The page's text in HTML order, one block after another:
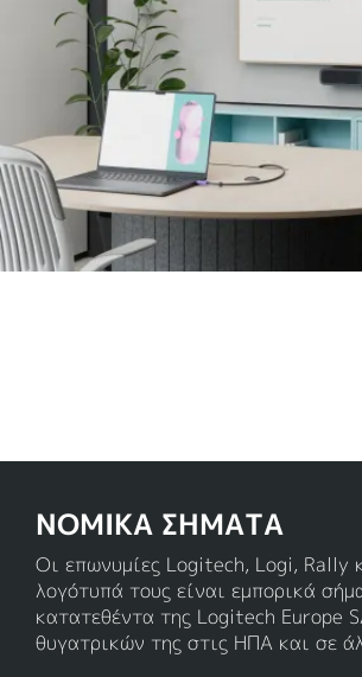
ΝΟΜΙΚΑ ΣΗΜΑΤΑ
Οι επωνυμίες Logitech, Logi, Rally
λογότυπά τους είναι εμπορικά
κατατεθέντα της Logitech Europe
θυγατρικών της στις ΗΠΑ και σε